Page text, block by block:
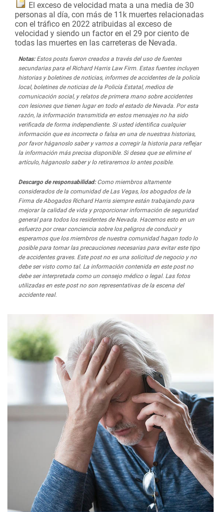
El exceso de velocidad mata a una media de 30
personas al día, con más de 11k muertes relacionadas
con el tráfico en 2022 atribuidas al exceso de
velocidad y siendo un factor en el 29 por ciento de
todas las muertes en las carreteras de Nevada.
Notas:Estos posts fueron creados a través del uso de fuentes
secundarias para el Richard Harris Law Firm. Estas fuentes incluyen
historias y boletines de noticias, informes de accidentes de la policía
local, boletines de noticias de la Policía Estatal, medios de
comunicación social, y relatos de primera mano sobre accidentes
con lesiones que tienen lugar en todo el estado de Nevada. Por esta
razón, la información transmitida en estos mensajes no ha sido
verificada de forma independiente. Si usted identifica cualquier
información que es incorrecta o falsa en una de nuestras historias,
por favor háganoslo saber y vamos a corregir la historia para reflejar
la información más precisa disponible. Si desea que se elimine el
artículo, háganoslo saber y lo retiraremos lo antes posible.
Descargo de responsabilidad:Como miembros altamente
considerados de la comunidad de Las Vegas, los abogados de la
Firma de Abogados Richard Harris siempre están trabajando para
mejorar la calidad de vida y proporcionar información de seguridad
general para todos los residentes de Nevada. Hacemos esto en un
esfuerzo por crear conciencia sobre los peligros de conducir y
esperamos que los miembros de nuestra comunidad hagan todo lo
posible para tomar las precauciones necesarias para evitar este tipo
de accidentes graves. Este post no es una solicitud de negocio y no
debe ser visto como tal. La información contenida en este post no
debe ser interpretada como un consejo médico o legal. Las fotos
utilizadas en este post no son representativas de la escena del
accidente real.